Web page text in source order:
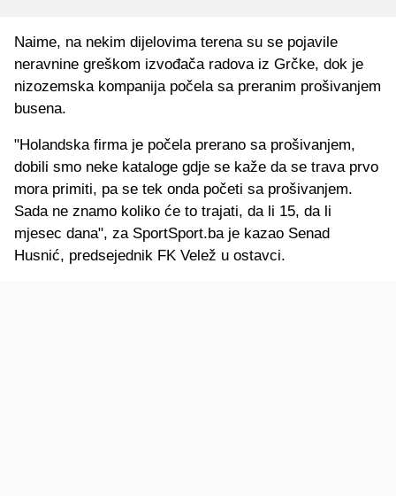
Naime, na nekim dijelovima terena su se pojavile
neravnine greškom izvođača radova iz Grčke, dok je
nizozemska kompanija počela sa preranim prošivanjem
busena.
"Holandska firma je počela prerano sa prošivanjem,
dobili smo neke kataloge gdje se kaže da se trava prvo
mora primiti, pa se tek onda početi sa prošivanjem.
Sada ne znamo koliko će to trajati, da li 15, da li
mjesec dana", za SportSport.ba je kazao Senad
Husnić, predsejednik FK Velež u ostavci.